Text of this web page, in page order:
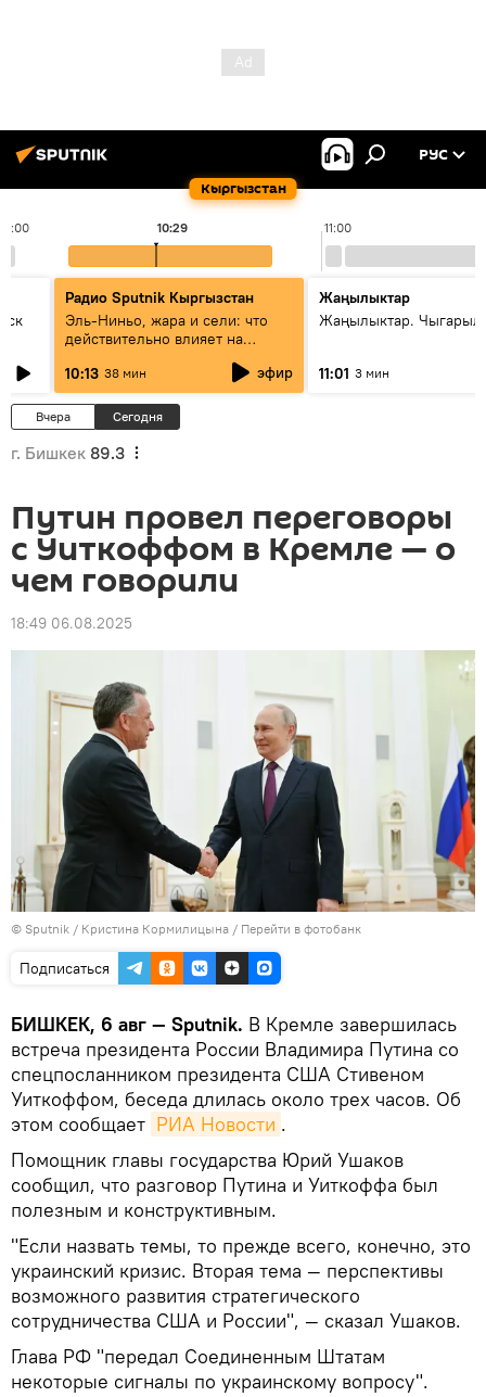
Кыргызстан
РУС
10:00 11:00
10:29
Радио Sputnik Кыргызстан
Эль-Ниньо, жара и сели: что
действительно влияет на
10:13 38 мин эфир
Жаңылыктар
Жаңылыктар.
11:01 3 мин
Вчера Сегодня
г. Бишкек 89.3
Путин провел переговоры
с Уиткоффом в Кремле — о
чем говорили
18:49 06.08.2025
© Sputnik / Кристина Кормилицына / Перейти в фотобанк
Подписаться
БИШКЕК, 6 авг — Sputnik. В Кремле завершилась
встреча президента России Владимира Путина со
спецпосланником президента США Стивеном
Уиткоффом, беседа длилась около трех часов. Об
этом сообщает РИА Новости .
Помощник главы государства Юрий Ушаков
сообщил, что разговор Путина и Уиткоффа был
полезным и конструктивным.
"Если назвать темы, то прежде всего, конечно, это
украинский кризис. Вторая тема — перспективы
возможного развития стратегического
сотрудничества США и России", — сказал Ушаков.
Глава РФ "передал Соединенным Штатам
некоторые сигналы по украинскому вопросу".